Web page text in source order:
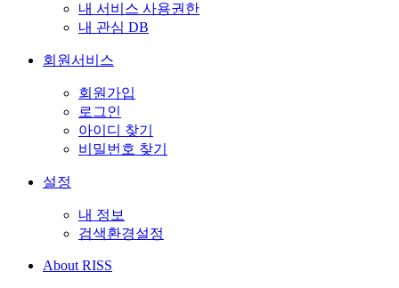
내 서비스 사용권한
내 관심 DB
회원서비스
회원가입
로그인
아이디 찾기
비밀번호 찾기
설정
내 정보
검색환경설정
About RISS